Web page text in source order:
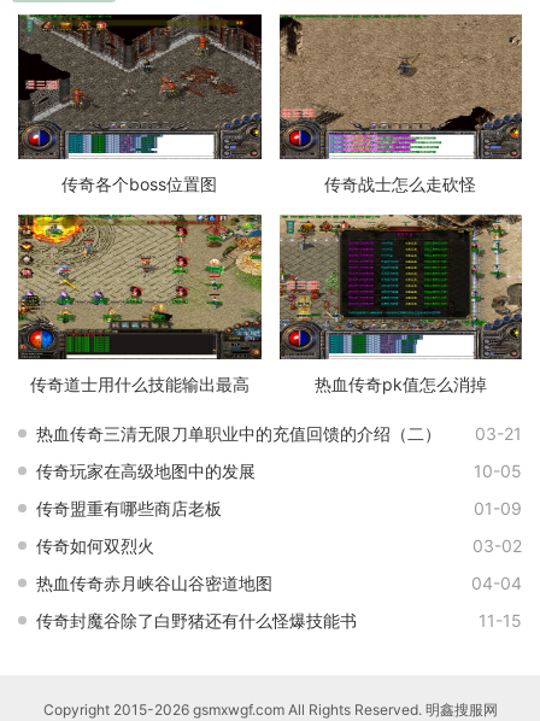
传奇各个boss位置图 传奇战士怎么走砍怪
传奇道士用什么技能输出最高 热血传奇pk值怎么消掉
热血传奇三清无限刀单职业中的充值回馈的介绍（二）
03-21
传奇玩家在高级地图中的发展
10-05
传奇盟重有哪些商店老板
01-09
传奇如何双烈火
03-02
热血传奇赤月峡谷山谷密道地图
04-04
传奇封魔谷除了白野猪还有什么怪爆技能书
11-15
Copyright 2015-2026 gsmxwgf.com All Rights Reserved. 明鑫搜服网